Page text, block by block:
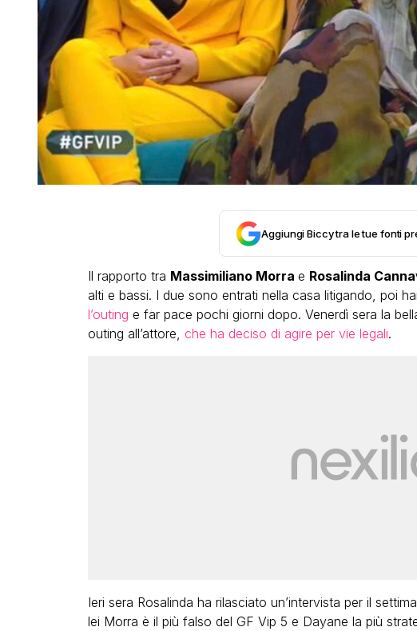
Aggiungi Biccy tra le tue fonti
Il rapporto tra Massimiliano Morra e Rosalinda
alti e bassi. I due sono entrati nella casa litigando, poi
l’outing e far pace pochi giorni dopo. Venerdì sera la
outing all’attore, che ha deciso di agire per vie legali.
Ieri sera Rosalinda ha rilasciato un’intervista per il
lei Morra è il più falso del GF Vip 5 e Dayane la più
FABIANO MINACCI